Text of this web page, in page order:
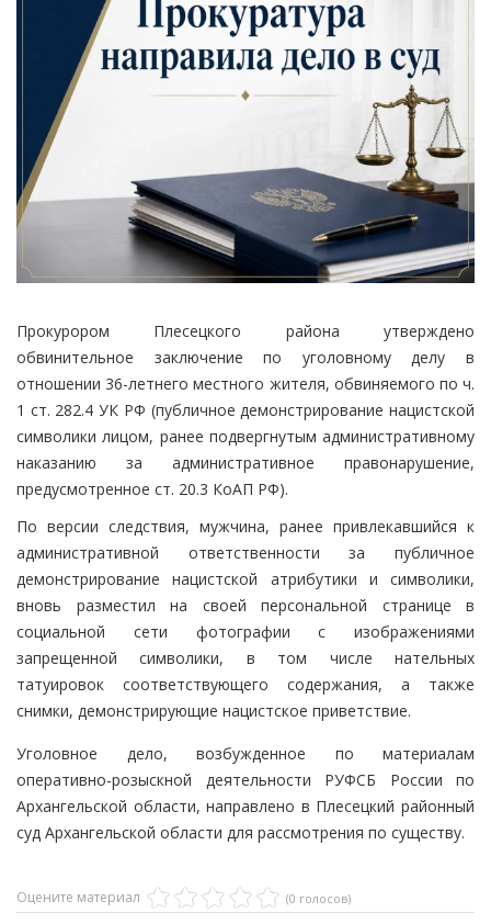
Прокурором Плесецкого района утверждено
обвинительное заключение по уголовному делу в
отношении 36-летнего местного жителя, обвиняемого по ч.
1 ст. 282.4 УК РФ (публичное демонстрирование нацистской
символики лицом, ранее подвергнутым административному
наказанию за административное правонарушение,
предусмотренное ст. 20.3 КоАП РФ).
По версии следствия, мужчина, ранее привлекавшийся к
административной ответственности за публичное
демонстрирование нацистской атрибутики и символики,
вновь разместил на своей персональной странице в
социальной сети фотографии с изображениями
запрещенной символики, в том числе нательных
татуировок соответствующего содержания, а также
снимки, демонстрирующие нацистское приветствие.
Уголовное дело, возбужденное по материалам
оперативно-розыскной деятельности РУФСБ России по
Архангельской области, направлено в Плесецкий районный
суд Архангельской области для рассмотрения по существу.
Оцените материал (0 голосов)